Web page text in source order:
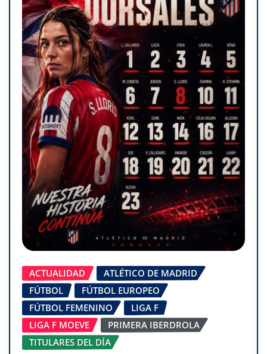
ACTUALIDAD
ATLÉTICO DE MADRID
FÚTBOL
FÚTBOL EUROPEO
FÚTBOL FEMENINO
LIGA F
LIGA F MOEVE
PRIMERA IBERDROLA
TITULARES DEL DÍA